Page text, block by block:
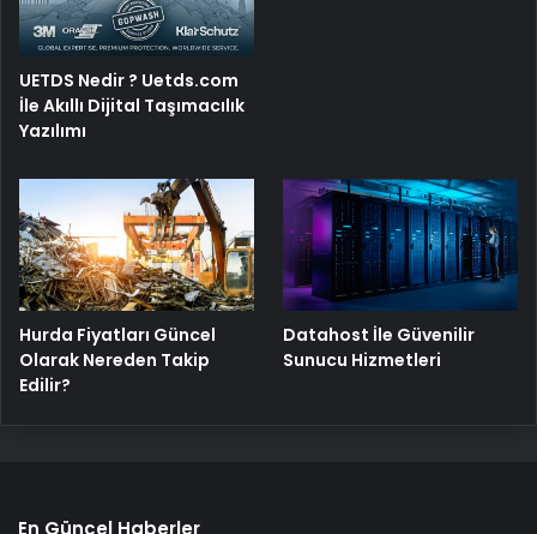
UETDS Nedir ? Uetds.com
İle Akıllı Dijital Taşımacılık
Yazılımı
Hurda Fiyatları Güncel
Olarak Nereden Takip
Edilir?
Datahost İle Güvenilir
Sunucu Hizmetleri